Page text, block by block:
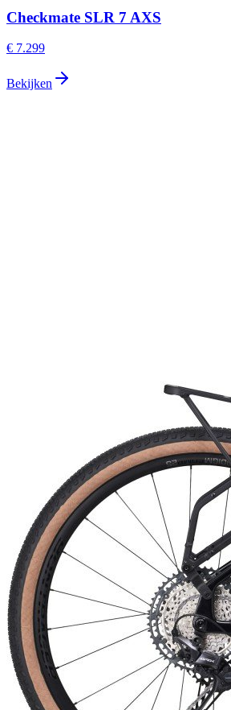
Checkmate SLR 7 AXS
€ 7.299
Bekijken